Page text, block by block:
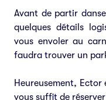
Avant de partir
quelques détails
vous envoler au
faudra trouver un
Heureusement, Ector
vous suffit de